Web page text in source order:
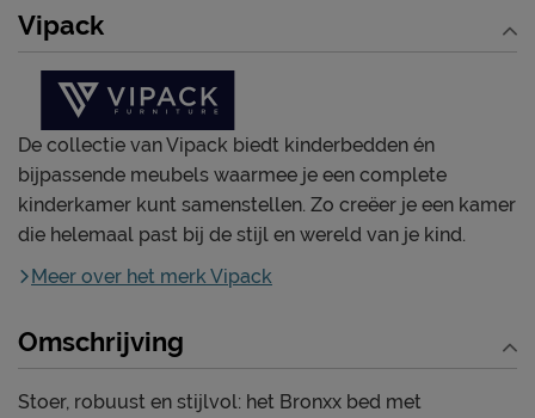
Vipack
De collectie van Vipack biedt kinderbedden én
bijpassende meubels waarmee je een complete
kinderkamer kunt samenstellen. Zo creëer je een kamer
die helemaal past bij de stijl en wereld van je kind.
Meer over het merk Vipack
Omschrijving
Stoer, robuust en stijlvol: het Bronxx bed met